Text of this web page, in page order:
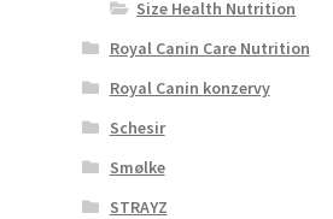
Size Health Nutrition
Royal Canin Care Nutrition
Royal Canin konzervy
Schesir
Smølke
STRAYZ